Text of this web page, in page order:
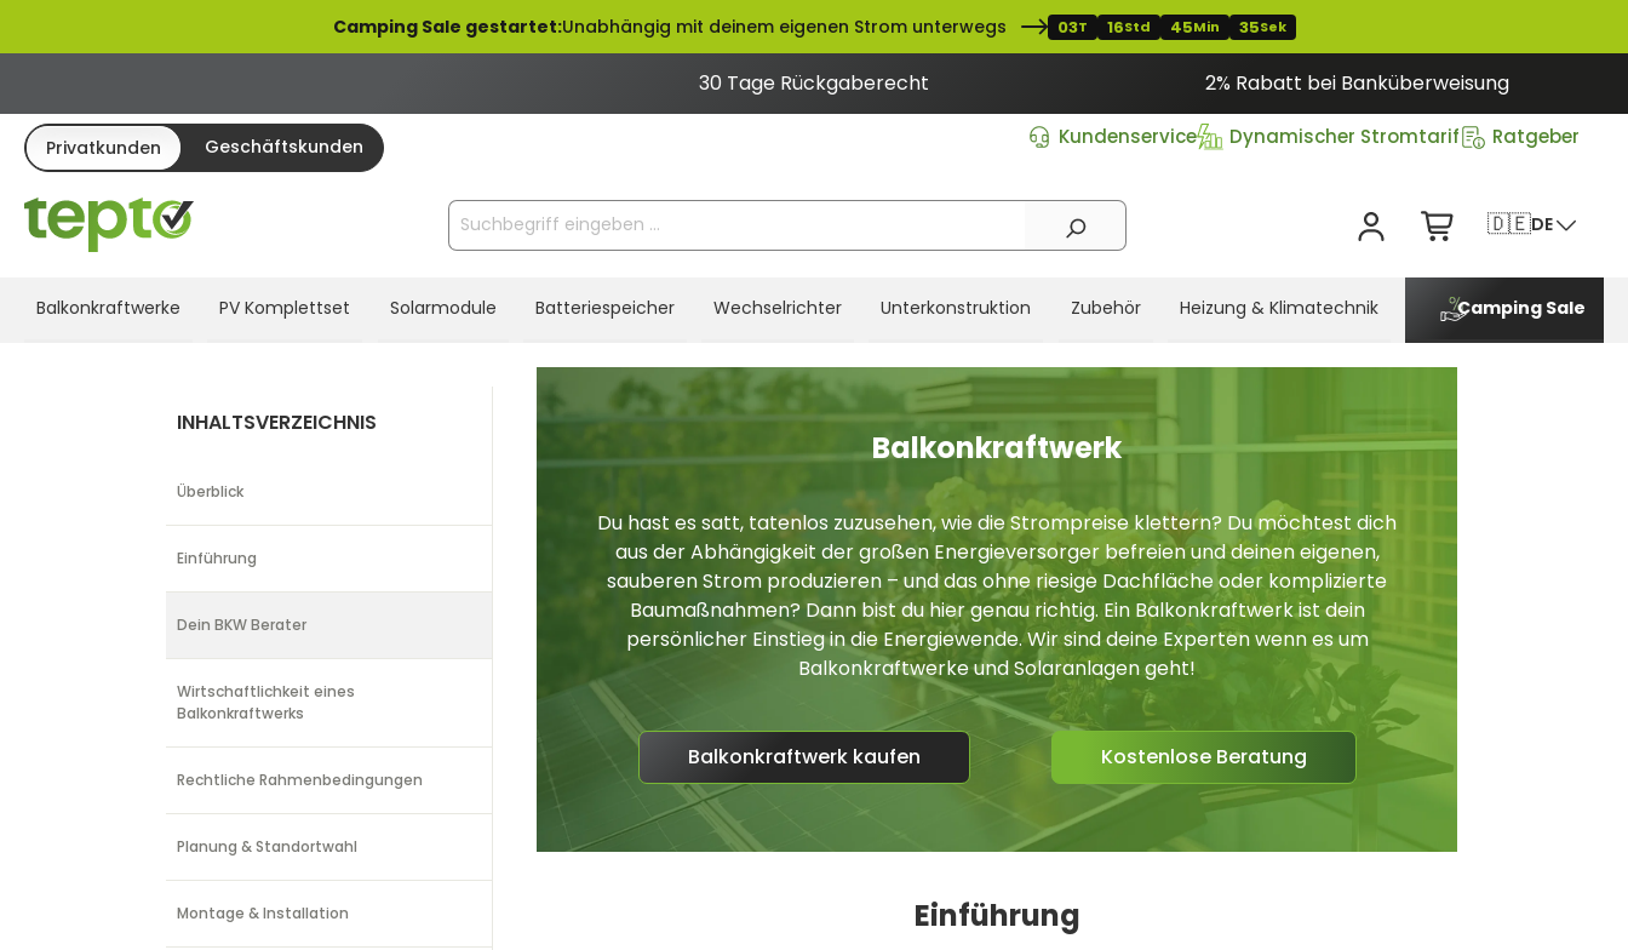
Zur Hauptnavigation springenCamping Sale gestartet:Unabhängig mit deinem eigenen Strom unterwegs 03T 16Std 45Min 34Sek
30 Tage Rückgaberecht 2% Rabatt bei Banküberweisung
Privatkunden Geschäftskunden Kundenservice Dynamischer Stromtarif Ratgeber
🇩🇪DE
Balkonkraftwerke PV Komplettset Solarmodule Batteriespeicher Wechselrichter Unterkonstruktion Zubehör Heizung & Klimatechnik Camping Sale
Balkonkraftwerk
Du hast es satt, tatenlos zuzusehen, wie die Strompreise klettern? Du möchtest dich
aus der Abhängigkeit der großen Energieversorger befreien und deinen eigenen,
sauberen Strom produzieren – und das ohne riesige Dachfläche oder komplizierte
Baumaßnahmen? Dann bist du hier genau richtig. Ein Balkonkraftwerk ist dein
persönlicher Einstieg in die Energiewende. Wir sind deine Experten wenn es um
Balkonkraftwerke und Solaranlagen geht!
Balkonkraftwerk kaufen Kostenlose Beratung
Einführung
INHALTSVERZEICHNIS
Überblick
Einführung
Dein BKW Berater
Wirtschaftlichkeit eines
Balkonkraftwerks
Rechtliche Rahmenbedingungen
Planung & Standortwahl
Montage & Installation